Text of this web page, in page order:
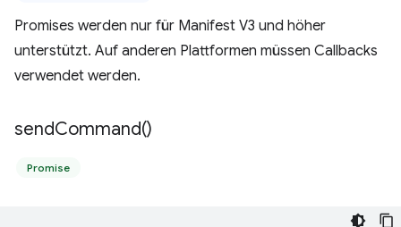
Promises werden nur für Manifest V3 und höher
unterstützt. Auf anderen Plattformen müssen Callbacks
verwendet werden.
sendCommand()
Promise